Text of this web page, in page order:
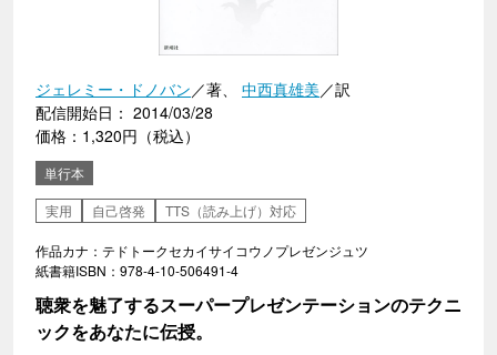
ジェレミー・ドノバン／著、 中西真雄美／訳
配信開始日： 2014/03/28
価格：1,320円（税込）
単行本
実用
自己啓発 TTS（読み上げ）対応
作品カナ：テドトークセカイサイコウノプレゼンジュツ
紙書籍ISBN：978-4-10-506491-4
聴衆を魅了するスーパープレゼンテーションのテクニ
ックをあなたに伝授。